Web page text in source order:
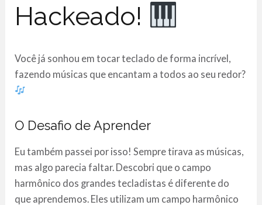
Hackeado!
Você já sonhou em tocar teclado de forma incrível,
fazendo músicas que encantam a todos ao seu redor?
O Desafio de Aprender
Eu também passei por isso! Sempre tirava as músicas,
mas algo parecia faltar. Descobri que o campo
harmônico dos grandes tecladistas é diferente do
que aprendemos. Eles utilizam um campo harmônico